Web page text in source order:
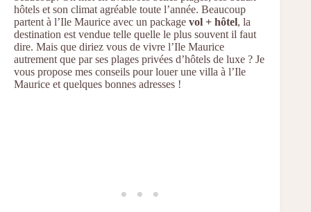
hôtels et son climat agréable toute l’année. Beaucoup
partent à l’Ile Maurice avec un package vol + hôtel, la
destination est vendue telle quelle le plus souvent il faut
dire. Mais que diriez vous de vivre l’Ile Maurice
autrement que par ses plages privées d’hôtels de luxe ? Je
vous propose mes conseils pour louer une villa à l’Ile
Maurice et quelques bonnes adresses !